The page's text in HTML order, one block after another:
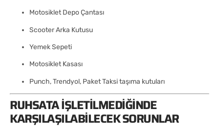
Motosiklet Depo Çantası
Scooter Arka Kutusu
Yemek Sepeti
Motosiklet Kasası
Punch, Trendyol, Paket Taksi taşıma kutuları
RUHSATA İŞLETILMEDIĞINDE
KARŞILAŞILABILECEK SORUNLAR